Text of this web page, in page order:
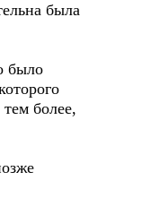
была
было
более,